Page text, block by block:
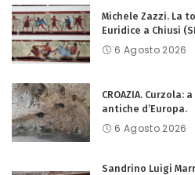
Michele Zazzi. La
Euridice a Chiusi
6 Agosto 2026
CROAZIA. Curzola:
antiche d’Europa.
6 Agosto 2026
Sandrino Luigi